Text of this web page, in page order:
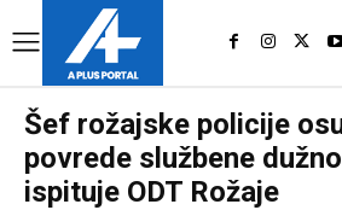
Šef rožajske policije
povrede službene
ispituje ODT Rožaje